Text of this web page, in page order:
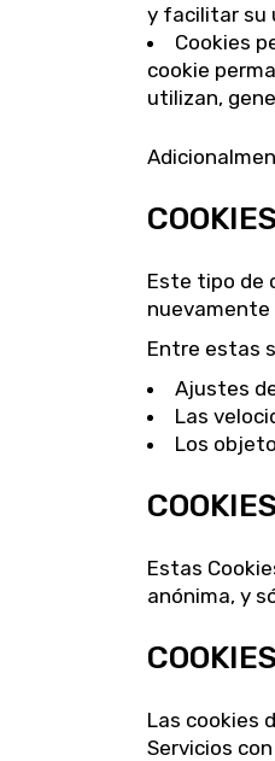
y facilitar su
Cookies
cookie
utilizan,
Este tipo de
Entre estas
Ajustes
Las
Los
Estas
anónima, y
Las cookies
Servicios